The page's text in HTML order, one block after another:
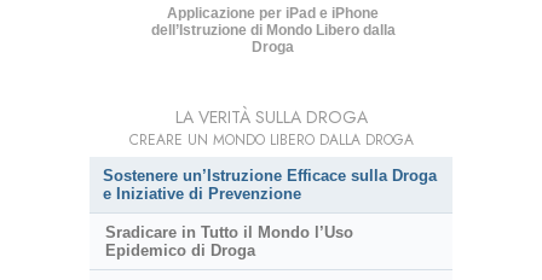
Applicazione per iPad e iPhone
dell’Istruzione di Mondo Libero dalla
Droga
LA VERITÀ SULLA DROGA
CREARE UN MONDO LIBERO DALLA DROGA
Sostenere un’Istruzione Efficace sulla Droga
e Iniziative di Prevenzione
Sradicare in Tutto il Mondo l’Uso
Epidemico di Droga